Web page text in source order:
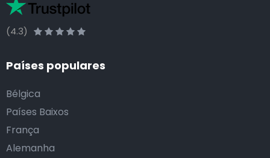
(4.3)
Países populares
Bélgica
Países Baixos
França
Alemanha